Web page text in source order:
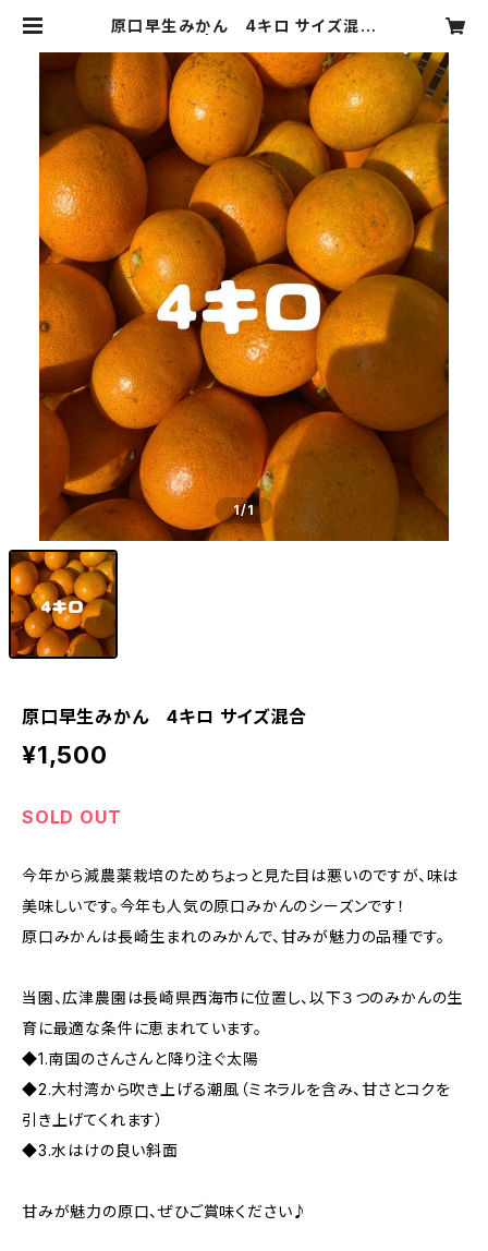
原口早生みかん 4キロ サイズ混合
1/1
原口早生みかん 4キロ サイズ混合
¥1,500
SOLD OUT
今年から減農薬栽培のためちょっと見た目は悪いのですが、味は
美味しいです。今年も人気の原口みかんのシーズンです！
原口みかんは長崎生まれのみかんで、甘みが魅力の品種です。
当園、広津農園は長崎県西海市に位置し、以下３つのみかんの生
育に最適な条件に恵まれています。
◆1.南国のさんさんと降り注ぐ太陽
◆2.大村湾から吹き上げる潮風（ミネラルを含み、甘さとコクを
引き上げてくれます）
◆3.水はけの良い斜面
甘みが魅力の原口、ぜひご賞味ください♪